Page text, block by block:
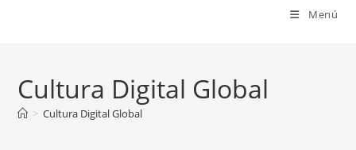
Menú
Cultura Digital Global
> Cultura Digital Global